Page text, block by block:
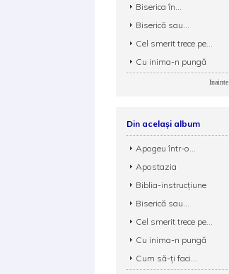
Biserica în...
Biserică sau...
Cel smerit trece pe...
Cu inima-n pungă
Inainte
Din același album
Apogeu într-o...
Apostazia
Biblia-instrucţiune
Biserică sau...
Cel smerit trece pe...
Cu inima-n pungă
Cum să-ţi faci...